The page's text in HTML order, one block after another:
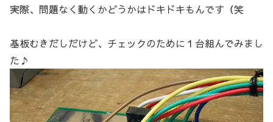
実際、問題なく動くかどうかはドキドキもんです（笑
基板むきだしだけど、チェックのために１台組んでみまし
た♪